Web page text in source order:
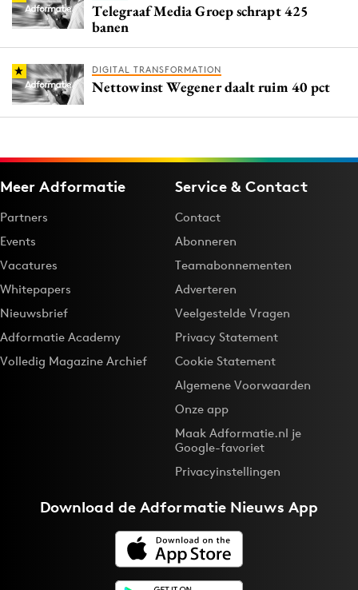
Telegraaf Media Groep schrapt 425
banen
DIGITAL TRANSFORMATION
Nettowinst Wegener daalt ruim 40 pct
Meer Adformatie
Partners
Events
Vacatures
Whitepapers
Nieuwsbrief
Adformatie Academy
Volledig Magazine Archief
Service & Contact
Contact
Abonneren
Teamabonnementen
Adverteren
Veelgestelde Vragen
Privacy Statement
Cookie Statement
Algemene Voorwaarden
Onze app
Maak Adformatie.nl je
Google-favoriet
Privacyinstellingen
Download deAdformatie Nieuws App